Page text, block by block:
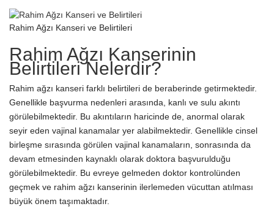
Rahim Ağzı Kanseri ve Belirtileri
Rahim Ağzı Kanserinin
Belirtileri Nelerdir?
Rahim ağzı kanseri farklı belirtileri de beraberinde getirmektedir.
Genellikle başvurma nedenleri arasında, kanlı ve sulu akıntı
görülebilmektedir. Bu akıntıların haricinde de, anormal olarak
seyir eden vajinal kanamalar yer alabilmektedir. Genellikle cinsel
birleşme sırasında görülen vajinal kanamaların, sonrasında da
devam etmesinden kaynaklı olarak doktora başvurulduğu
görülebilmektedir. Bu evreye gelmeden doktor kontrolünden
geçmek ve rahim ağzı kanserinin ilerlemeden vücuttan atılması
büyük önem taşımaktadır.